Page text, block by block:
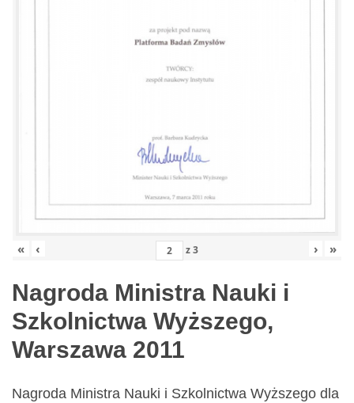
« ‹ z3 › »
Nagroda Ministra Nauki i
Szkolnictwa Wyższego,
Warszawa 2011
Nagroda Ministra Nauki i Szkolnictwa Wyższego dla